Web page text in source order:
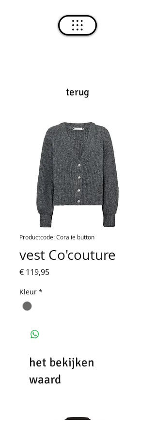
terug
Productcode: Coralie button
vest Co'couture
€ 119,95Prijs
Kleur *
het bekijken
waard